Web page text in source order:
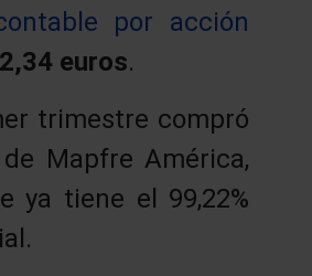
por acción
2,34 euros.
trimestre compró
de Mapfre América,
ya tiene el 99,22%